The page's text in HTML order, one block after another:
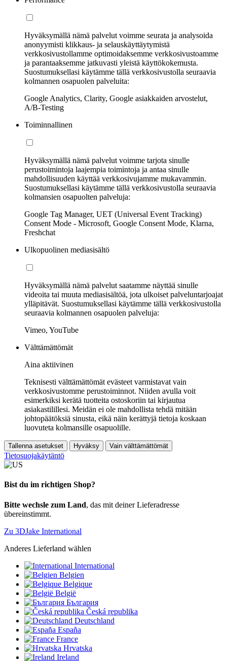
Hyväksymällä nämä palvelut voimme seurata ja analysoida
anonyymisti klikkaus- ja selauskäyttäytymistä
verkkosivustollamme optimoidaksemme verkkosivustoamme
ja parantaaksemme jatkuvasti yleistä käyttökokemusta.
Suostumuksellasi käytämme tällä verkkosivustolla seuraavia
kolmannen osapuolen palveluita:
Google Analytics, Clarity, Google asiakkaiden arvostelut,
A/B-Testing
Toiminnallinen
Hyväksymällä nämä palvelut voimme tarjota sinulle
perustoimintoja laajempia toimintoja ja antaa sinulle
mahdollisuuden käyttää verkkosivujamme mukavammin.
Suostumuksellasi käytämme tällä verkkosivustolla seuraavia
kolmansien osapuolten palveluja:
Google Tag Manager, UET (Universal Event Tracking)
Consent Mode - Microsoft, Google Consent Mode, Klarna,
Freshchat
Ulkopuolinen mediasisältö
Hyväksymällä nämä palvelut saatamme näyttää sinulle
videoita tai muuta mediasisältöä, jota ulkoiset palveluntarjoajat
ylläpitävät. Suostumuksellasi käytämme tällä verkkosivustolla
seuraavia kolmannen osapuolen palveluja:
Vimeo, YouTube
Välttämättömät
Aina aktiivinen
Teknisesti välttämättömät evästeet varmistavat vain
verkkosivustomme perustoiminnot. Niiden avulla voit
esimerkiksi kerätä tuotteita ostoskoriin tai kirjautua
asiakastilillesi. Meidän ei ole mahdollista tehdä mitään
johtopäätöksiä sinusta, eikä näin kerättyjä tietoja koskaan
luovuteta kolmansille osapuolille.
Tallenna asetukset Hyväksy Vain välttämättömät
Tietosuojakäytäntö
Bist du im richtigen Shop?
Bitte wechsle zum Land, das mit deiner Lieferadresse
übereinstimmt.
Zu 3DJake International
Anderes Lieferland wählen
International
Belgien
Belgique
België
България
Česká republika
Deutschland
España
France
Hrvatska
Ireland